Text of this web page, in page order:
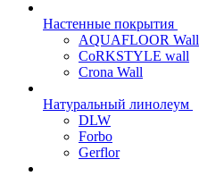
Настенные покрытия
AQUAFLOOR Wall
CoRKSTYLE wall
Crona Wall
Натуральный линолеум
DLW
Forbo
Gerflor